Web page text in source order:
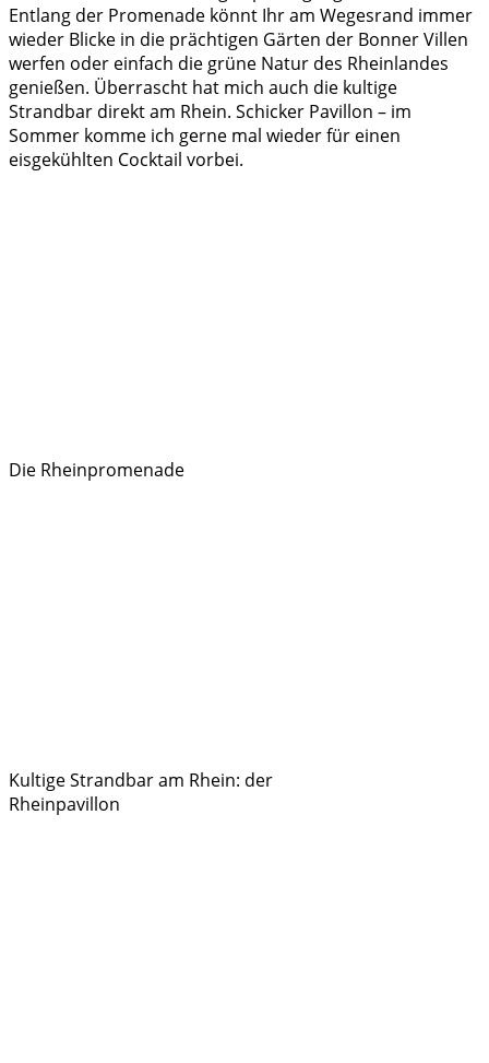
Entlang der Promenade könnt Ihr am Wegesrand immer
wieder Blicke in die prächtigen Gärten der Bonner Villen
werfen oder einfach die grüne Natur des Rheinlandes
genießen. Überrascht hat mich auch die kultige
Strandbar direkt am Rhein. Schicker Pavillon – im
Sommer komme ich gerne mal wieder für einen
eisgekühlten Cocktail vorbei.
Die Rheinpromenade
Kultige Strandbar am Rhein: der
Rheinpavillon